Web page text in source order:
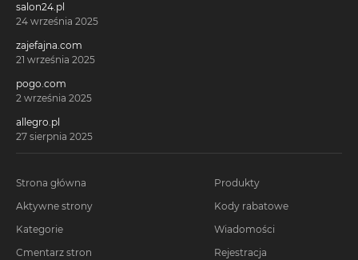
salon24.pl
24 września 2025
zajefajna.com
21 września 2025
pogo.com
2 września 2025
allegro.pl
27 sierpnia 2025
Strona główna
Aktywne strony
Kategorie
Cmentarz stron
Produkty
Kody rabatowe
Wiadomości
Rejestracja